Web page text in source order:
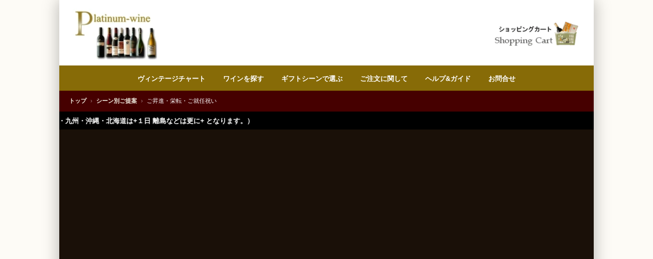
ヴィンテージチャート ワインを探す ギフトシーンで選ぶ ご注文に関して ヘルプ&ガイド お問合せ
トップ › シーン別ご提案 › ご昇進・栄転・ご就任祝い
・九州・沖縄・北海道は+１日 離島などは更に+ となります。）